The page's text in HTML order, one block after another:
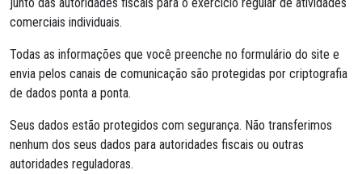
comerciais individuais.
Todas as informações que você preenche no formulário do site e
envia pelos canais de comunicação são protegidas por criptografia
de dados ponta a ponta.
Seus dados estão protegidos com segurança. Não transferimos
nenhum dos seus dados para autoridades fiscais ou outras
autoridades reguladoras.